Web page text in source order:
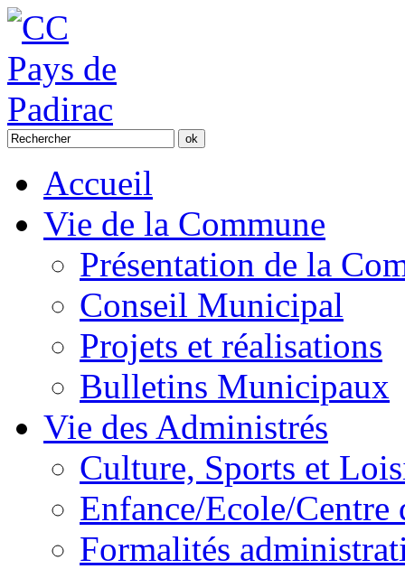
Accueil
Vie de la Commune
Présentation de la
Conseil Municipal
Projets et réalisations
Bulletins Municipaux
Vie des Administrés
Culture, Sports et
Enfance/Ecole/Centre
Formalités